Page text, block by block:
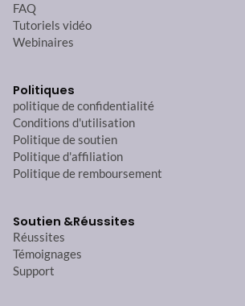
FAQ
Tutoriels vidéo
Webinaires
Politiques
politique de confidentialité
Conditions d'utilisation
Politique de soutien
Politique d'affiliation
Politique de remboursement
Soutien &Réussites
Réussites
Témoignages
Support